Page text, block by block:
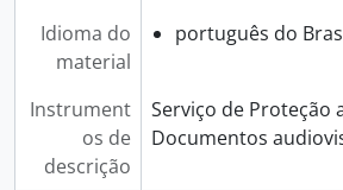
Idioma do
material
português do
Instrument
os de
descrição
Serviço de Proteção
Documentos